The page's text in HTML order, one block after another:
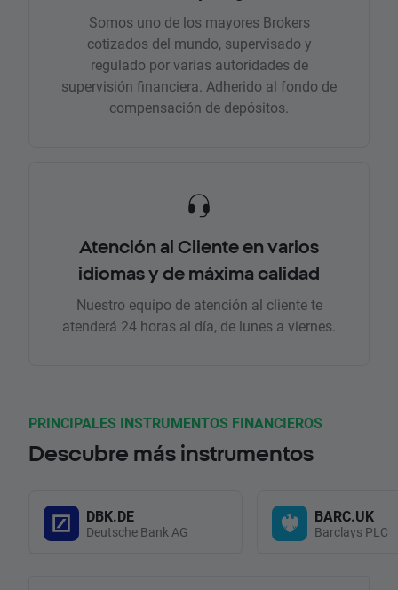
Somos uno de los mayores Brokers
cotizados del mundo, supervisado y
regulado por varias autoridades de
supervisión financiera. Adherido al fondo de
compensación de depósitos.
Atención al Cliente en varios
idiomas y de máxima calidad
Nuestro equipo de atención al cliente te
atenderá 24 horas al día, de lunes a viernes.
PRINCIPALES INSTRUMENTOS FINANCIEROS
Descubre más instrumentos
DBK.DE
Deutsche Bank AG
BARC.UK
Barclays PLC